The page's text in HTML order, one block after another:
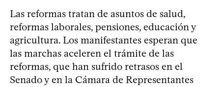
Las reformas tratan de asuntos de salud,
reformas laborales, pensiones, educación y
agricultura. Los manifestantes esperan que
las marchas aceleren el trámite de las
reformas, que han sufrido retrasos en el
Senado y en la Cámara de Representantes